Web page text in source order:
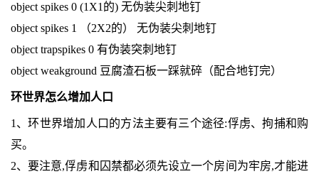
object spikes 0 (1X1的) 无伪装尖刺地钉
object spikes 1 （2X2的） 无伪装尖刺地钉
object trapspikes 0 有伪装突刺地钉
object weakground 豆腐渣石板一踩就碎（配合地钉完）
环世界怎么增加人口
1、环世界增加人口的方法主要有三个途径:俘虏、拘捕和购
买。
2、要注意,俘虏和囚禁都必须先设立一个房间为牢房,才能进